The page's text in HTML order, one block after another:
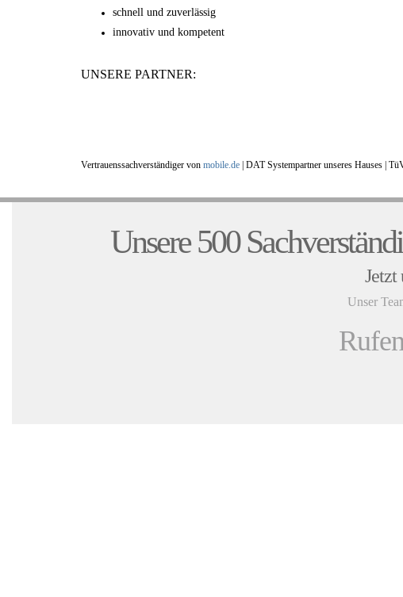
schnell und zuverlässig
innovativ und kompetent
UNSERE PARTNER:
Vertrauenssachverständiger von mobile.de DAT Systempartner unseres Hauses |
Unsere 500
Jetzt
Unser